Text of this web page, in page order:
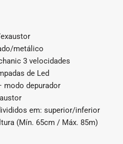
metálico
3 velocidades
de Led
modo depurador
em: superior/inferior
(Mín. 65cm / Máx. 85m)